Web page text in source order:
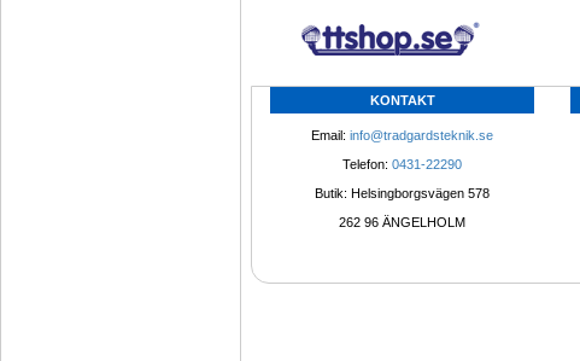
KONTAKT
Email: info@tradgardsteknik.se
Telefon: 0431-22290
Butik: Helsingborgsvägen 578
262 96 ÄNGELHOLM